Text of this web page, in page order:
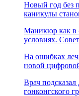
Новый год без
каникулы
Маникюр как в
условиях.
На ошибках
новой
Врач
гонконгского